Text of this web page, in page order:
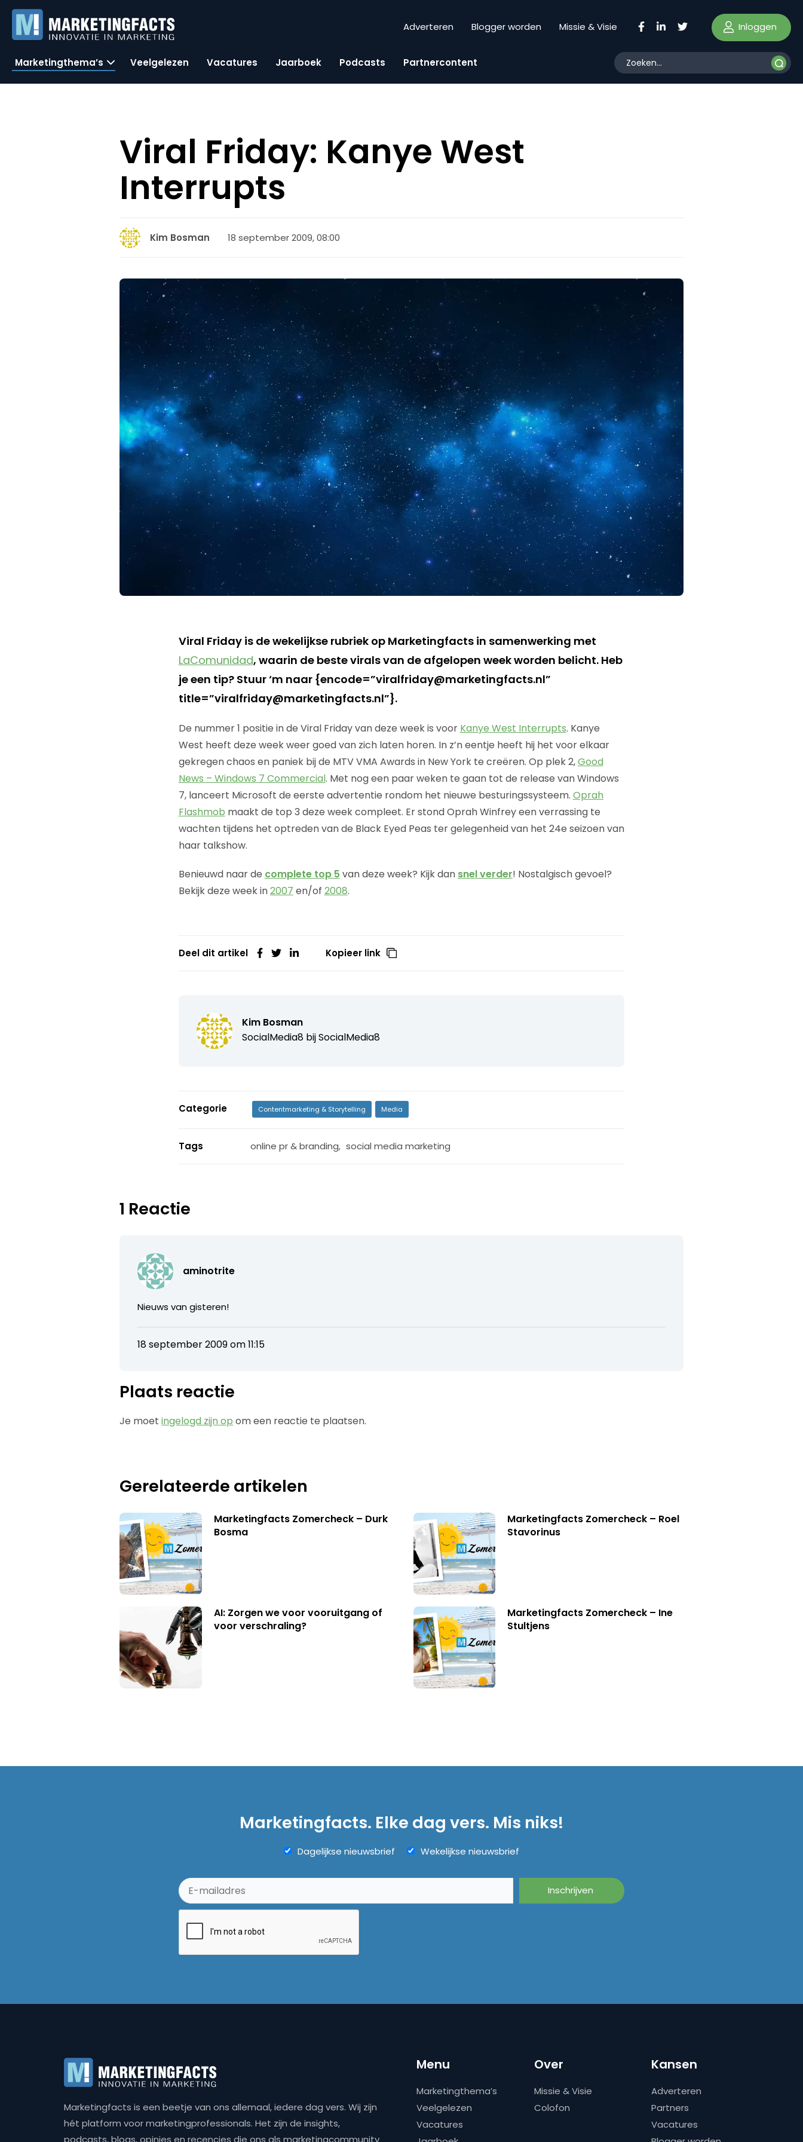
Adverteren Blogger worden Missie & Visie Inloggen
Marketingthema’s Veelgelezen Vacatures Jaarboek Podcasts Partnercontent
Viral Friday: Kanye West
Interrupts
Kim Bosman 18 september 2009, 08:00
Viral Friday is de wekelijkse rubriek op Marketingfacts in samenwerking met
LaComunidad, waarin de beste virals van de afgelopen week worden belicht. Heb
je een tip? Stuur ‘m naar {encode=”viralfriday@marketingfacts.nl”
title=”viralfriday@marketingfacts.nl”}.
De nummer 1 positie in de Viral Friday van deze week is voor Kanye West Interrupts. Kanye
West heeft deze week weer goed van zich laten horen. In z’n eentje heeft hij het voor elkaar
gekregen chaos en paniek bij de MTV VMA Awards in New York te creëren. Op plek 2,Good
News – Windows 7 Commercial. Met nog een paar weken te gaan tot de release van Windows
7, lanceert Microsoft de eerste advertentie rondom het nieuwe besturingssysteem. Oprah
Flashmob maakt de top 3 deze week compleet. Er stond Oprah Winfrey een verrassing te
wachten tijdens het optreden van de Black Eyed Peas ter gelegenheid van het 24e seizoen van
haar talkshow.
Benieuwd naar de complete top 5 van deze week? Kijk dan snel verder! Nostalgisch gevoel?
Bekijk deze week in2007 en/of 2008.
Deel dit artikel Kopieer link
Kim Bosman
SocialMedia8 bijSocialMedia8
Categorie Contentmarketing & Storytelling Media
Tags online pr & branding, social media marketing
1 Reactie
aminotrite
Nieuws van gisteren!
18 september 2009 om 11:15
Plaats reactie
Je moetingelogd zijn op om een reactie te plaatsen.
Gerelateerde artikelen
Marketingfacts Zomercheck – Durk
Bosma
Marketingfacts Zomercheck – Roel
Stavorinus
AI: Zorgen we voor vooruitgang of
voor verschraling?
Marketingfacts Zomercheck – Ine
Stultjens
Marketingfacts. Elke dag vers. Mis niks!
Dagelijkse nieuwsbrief Wekelijkse nieuwsbrief
Marketingfacts is een beetje van ons allemaal, iedere dag vers. Wij zijn
hét platform voor marketingprofessionals. Het zijn de insights,
podcasts, blogs, opinies en recencies die ons als marketingcommunity
Menu
Marketingthema’s
Veelgelezen
Vacatures
Over
Missie & Visie
Colofon
Kansen
Adverteren
Partners
Vacatures